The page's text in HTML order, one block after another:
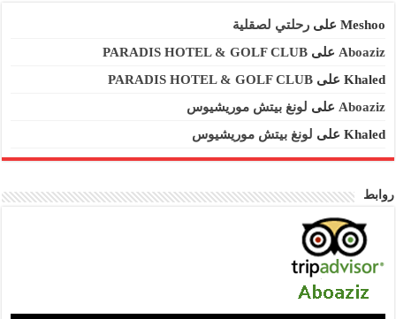
Meshooعلى رحلتي لصقلية
Aboaziz على PARADIS HOTEL & GOLF CLUB
Khaledعلى PARADIS HOTEL & GOLF CLUB
Aboaziz على لونغ بيتش موريشيوس
Khaledعلى لونغ بيتش موريشيوس
روابط